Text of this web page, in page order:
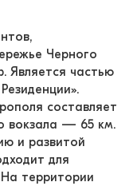
Черного
Является частью
составляет
вокзала — 65 км.
и развитой
для
территории